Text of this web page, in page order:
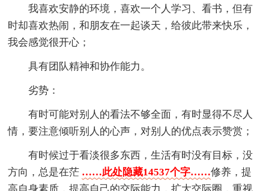
我喜欢安静的环境，喜欢一个人学习、看书，但有
时却喜欢热闹，和朋友在一起谈天，给彼此带来快乐，
我会感觉很开心；
具有团队精神和协作能力。
劣势：
有时可能对别人的看法不够全面，有时显得不尽人
情，要注意倾听别人的心声，对别人的优点表示赞赏；
有时候过于看淡很多东西，生活有时没有目标，没
方向，总是在茫 ……此处隐藏14537个字……修养，提